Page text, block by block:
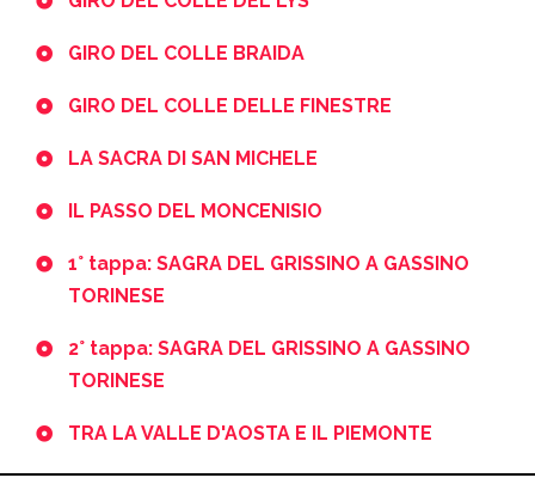
GIRO DEL COLLE BRAIDA
GIRO DEL COLLE DELLE FINESTRE
LA SACRA DI SAN MICHELE
IL PASSO DEL MONCENISIO
1° tappa: SAGRA DEL GRISSINO A GASSINO
TORINESE
2° tappa: SAGRA DEL GRISSINO A GASSINO
TORINESE
TRA LA VALLE D'AOSTA E IL PIEMONTE